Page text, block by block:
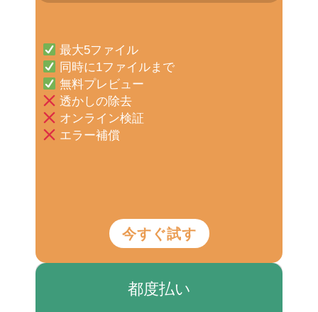
最大5ファイル
同時に1ファイルまで
無料プレビュー
透かしの除去
オンライン検証
エラー補償
今すぐ試す
都度払い